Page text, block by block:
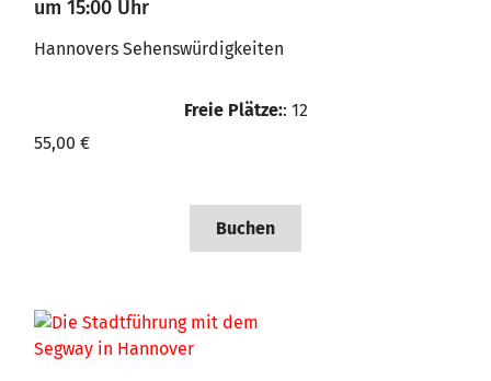
um 15:00 Uhr
Hannovers Sehenswürdigkeiten
Freie Plätze:: 12
55,00 €
Buchen